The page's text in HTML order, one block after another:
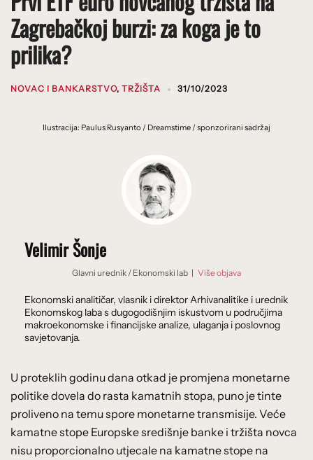
Zagrebačkoj burzi: za koga je to
prilika?
NOVAC I BANKARSTVO, TRŽIŠTA 31/10/2023
Ilustracija: Paulus Rusyanto / Dreamstime / sponzorirani sadržaj
Velimir Šonje
Glavni urednik / Ekonomski lab | Više objava
Ekonomski analitičar, vlasnik i direktor Arhivanalitike i urednik
Ekonomskog laba s dugogodišnjim iskustvom u područjima
makroekonomske i financijske analize, ulaganja i poslovnog
savjetovanja.
U proteklih godinu dana otkad je promjena monetarne
politike dovela do rasta kamatnih stopa, puno je tinte
proliveno na temu spore monetarne transmisije. Veće
kamatne stope Europske središnje banke i tržišta novca
nisu proporcionalno utjecale na kamatne stope na